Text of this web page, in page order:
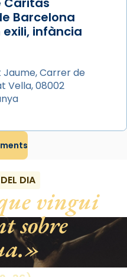
1972) al voltant
de les santes.
també un grup de
ball propis. Festa
ves per les
Barcelona
infància
Jaume, Carrer de
Vella, 08002
DIA
vingui
sobre